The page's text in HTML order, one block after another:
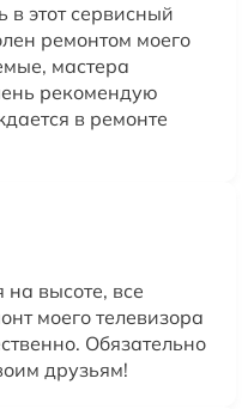
этот сервисный
ремонтом моего
мастера
рекомендую
в ремонте
высоте, все
моего телевизора
Обязательно
друзьям!